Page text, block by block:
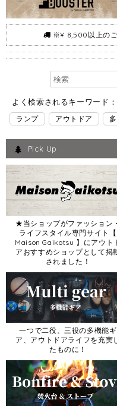
※¥ 8,500以上のご
よく検索されるキーワード：
ランプ
アウトドア
Pick Up
★当ショップがファッション・
ライフスタイル専門サイト【
Maison Gaikotsu 】にアウト
アおすすめショップとして掲
されました！
一つで二役、三役の多機能ギ
ア、アウトドアライフを充実
たものに！